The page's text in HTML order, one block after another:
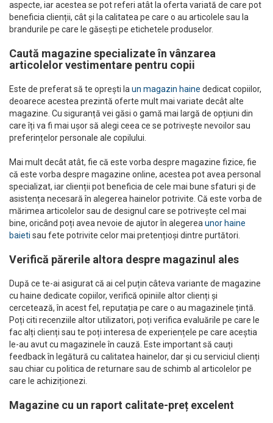
aspecte, iar acestea se pot referi atât la oferta variată de care pot
beneficia clienții, cât și la calitatea pe care o au articolele sau la
brandurile pe care le găsești pe etichetele produselor.
Caută magazine specializate în vânzarea
articolelor vestimentare pentru copii
Este de preferat să te oprești la un magazin haine dedicat copiilor,
deoarece acestea prezintă oferte mult mai variate decât alte
magazine. Cu siguranță vei găsi o gamă mai largă de opțiuni din
care îți va fi mai ușor să alegi ceea ce se potrivește nevoilor sau
preferințelor personale ale copilului.
Mai mult decât atât, fie că este vorba despre magazine fizice, fie
că este vorba despre magazine online, acestea pot avea personal
specializat, iar clienții pot beneficia de cele mai bune sfaturi și de
asistența necesară în alegerea hainelor potrivite. Că este vorba de
mărimea articolelor sau de designul care se potrivește cel mai
bine, oricând poți avea nevoie de ajutor în alegerea unor haine
baieti sau fete potrivite celor mai pretențioși dintre purtători.
Verifică părerile altora despre magazinul ales
După ce te-ai asigurat că ai cel puțin câteva variante de magazine
cu haine dedicate copiilor, verifică opiniile altor clienți și
cercetează, în acest fel, reputația pe care o au magazinele țintă.
Poți citi recenziile altor utilizatori, poți verifica evaluările pe care le
fac alți clienți sau te poți interesa de experiențele pe care aceștia
le-au avut cu magazinele în cauză. Este important să cauți
feedback în legătură cu calitatea hainelor, dar și cu serviciul clienți
sau chiar cu politica de returnare sau de schimb al articolelor pe
care le achiziționezi.
Magazine cu un raport calitate-preț excelent